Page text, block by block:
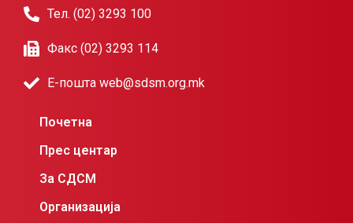
Тел. (02) 3293 100
Факс (02) 3293 114
Е-пошта web@sdsm.org.mk
Почетна
Прес центар
За СДСМ
Организација